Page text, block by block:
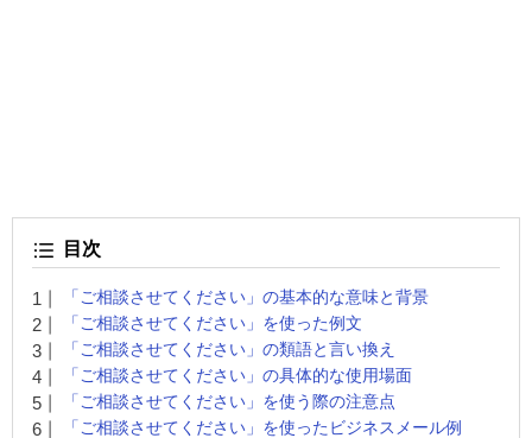
目次
「ご相談させてください」の基本的な意味と背景
「ご相談させてください」を使った例文
「ご相談させてください」の類語と言い換え
「ご相談させてください」の具体的な使用場面
「ご相談させてください」を使う際の注意点
「ご相談させてください」を使ったビジネスメール例